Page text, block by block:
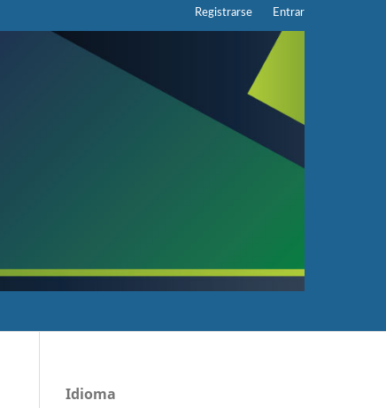
Registrarse Entrar
Idioma